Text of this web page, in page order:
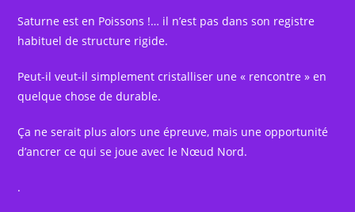
Saturne est en Poissons !… il n’est pas dans son registre
habituel de structure rigide.
Peut-il veut-il simplement cristalliser une « rencontre » en
quelque chose de durable.
Ça ne serait plus alors une épreuve, mais une opportunité
d’ancrer ce qui se joue avec le Nœud Nord.
.